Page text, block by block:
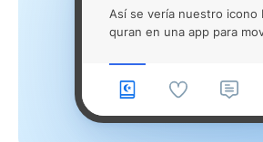
Así se vería nuestro icono
quran en una app para